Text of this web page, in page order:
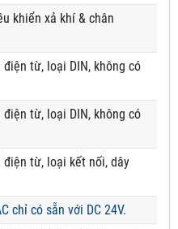
khiển xả khí & chân
từ, loại DIN, không có
từ, loại DIN, không có
từ, loại kết nối, dây
chỉ có sẵn với DC 24V.